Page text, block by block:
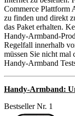
Commerce Plattform
zu finden und direkt
das Paket erhalten.
Handy-Armband-
Regelfall innerhalb
müssen Sie nicht mal
Handy-Armband
Handy-Armband:
Bestseller Nr. 1